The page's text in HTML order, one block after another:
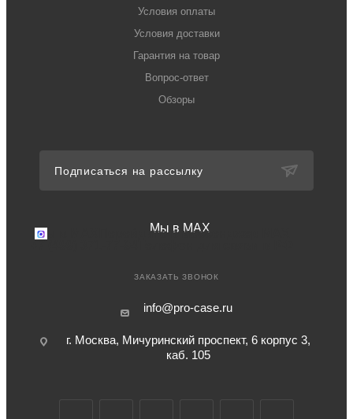
Условия оплаты
Условия доставки
Гарантия на товар
Вопрос-ответ
Обзоры
Подписаться на рассылку
Мы в MAX
Мы в MAX
Перейдите в мессенджер MAX
ЗАКАЗАТЬ ЗВОНОК
info@pro-case.ru
г. Москва, Мичуринский проспект, 6 корпус 3,
каб. 105